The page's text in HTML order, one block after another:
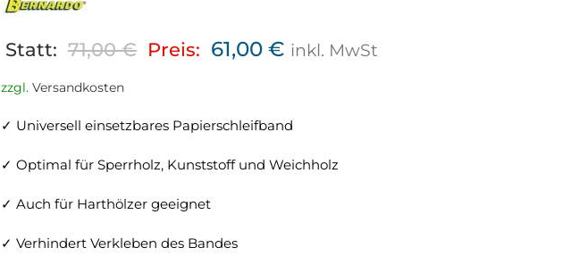
Statt: 71,00€ Preis: 61,00 € inkl. MwSt
zzgl. Versandkosten
✓ Universell einsetzbares Papierschleifband
✓ Optimal für Sperrholz, Kunststoff und Weichholz
✓ Auch für Harthölzer geeignet
✓ Verhindert Verkleben des Bandes